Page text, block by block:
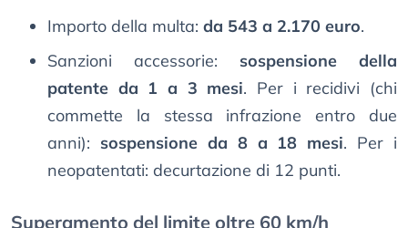
Importo della multa: da 543 a 2.170 euro.
Sanzioni accessorie: sospensione della
patente da 1 a 3 mesi. Per i recidivi (chi
commette la stessa infrazione entro due
anni): sospensione da 8 a 18 mesi. Per i
neopatentati: decurtazione di 12 punti.
Superamento del limite oltre 60 km/h